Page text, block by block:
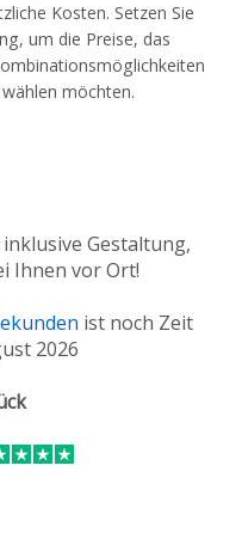
Kosten. Setzen Sie
um die Preise, das
möchten.
Gestaltung,
Ihnen vor Ort!
ist noch Zeit
2026